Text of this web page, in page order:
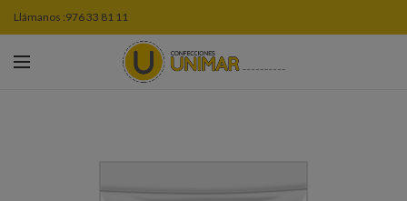
Llámanos :976 33 81 11